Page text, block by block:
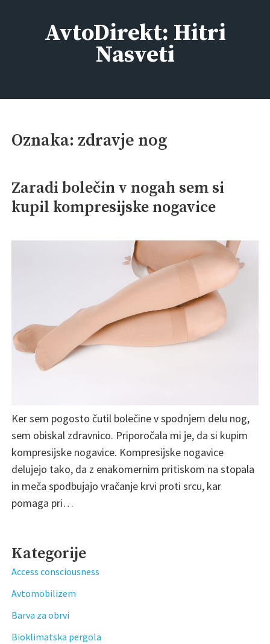
AvtoDirekt: Hitri
Nasveti
Oznaka: zdravje nog
Zaradi bolečin v nogah sem si
kupil kompresijske nogavice
Ker sem pogosto čutil bolečine v spodnjem delu nog,
sem obiskal zdravnico. Priporočala mi je, da si kupim
kompresijske nogavice. Kompresijske nogavice
delujejo tako, da z enakomernim pritiskom na stopala
in meča spodbujajo vračanje krvi proti srcu, kar
pomaga pri…
Kategorije
Access consciousness
Avtomobilizem
Barva za obrvi
Bioklimatska pergola